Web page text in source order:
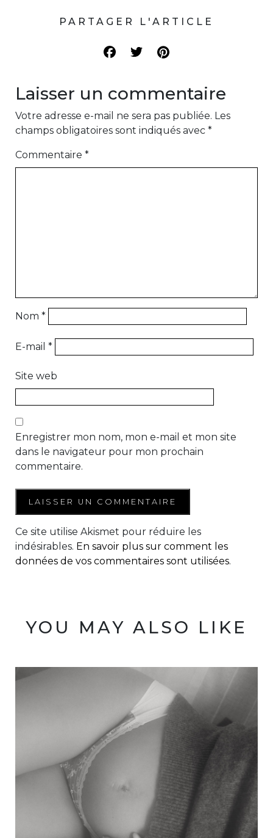
PARTAGER L'ARTICLE
Laisser un commentaire
Votre adresse e-mail ne sera pas publiée. Les
champs obligatoires sont indiqués avec *
Commentaire *
Nom *
E-mail *
Site web
Enregistrer mon nom, mon e-mail et mon site
dans le navigateur pour mon prochain
commentaire.
Ce site utilise Akismet pour réduire les
indésirables. En savoir plus sur comment les
données de vos commentaires sont utilisées.
YOU MAY ALSO LIKE